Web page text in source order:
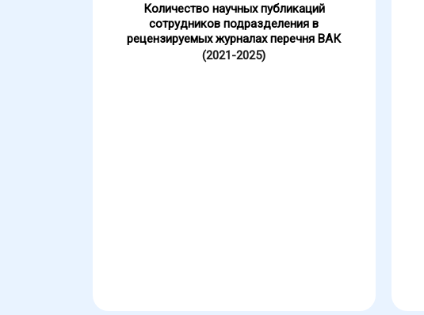
Количество научных публикаций
сотрудников подразделения в
рецензируемых журналах перечня ВАК
(2021-2025)